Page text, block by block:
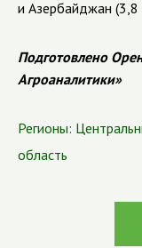
и Азербайджан (3,8
Подготовлено
Агроаналитики»
Регионы:
область